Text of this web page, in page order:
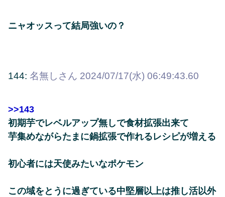
ニャオッスって結局強いの？
144: 名無しさん 2024/07/17(水) 06:49:43.60
>>143
初期芋でレベルアップ無しで食材拡張出来て
芋集めながらたまに鍋拡張で作れるレシピが増える
初心者には天使みたいなポケモン
この域をとうに過ぎている中堅層以上は推し活以外